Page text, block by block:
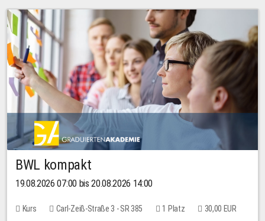
BWL kompakt
19.08.2026 07:00 bis 20.08.2026 14:00
Kurs Carl-Zeiß-Straße 3 - SR 385 1 Platz 30,00 EUR